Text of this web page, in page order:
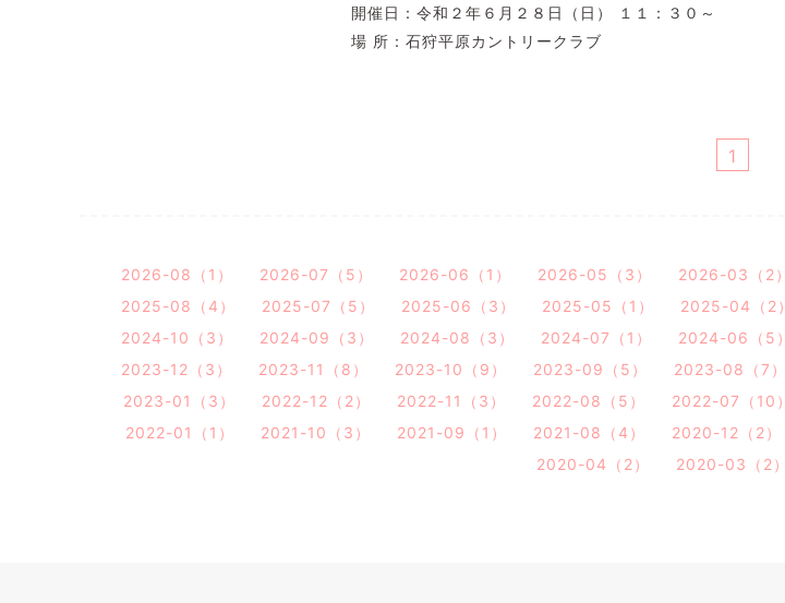
開催日：令和２年６月２８日（日） １１：３０～
場 所：石狩平原カントリークラブ
1
2026-08（1） 2026-07（5） 2026-06（1） 2026-05（3） 2026-03（2）
2025-08（4）
2025-07（5） 2025-06（3） 2025-05（1） 2025-04（2）
2024-10（3）
2024-09（3） 2024-08（3） 2024-07（1） 2024-06（5）
2023-12（3）
2023-11（8） 2023-10（9） 2023-09（5） 2023-08（7）
2023-01（3）
2022-12（2） 2022-11（3） 2022-08（5） 2022-07（10）
2022-01（1）
2021-10（3） 2021-09（1） 2021-08（4） 2020-12（2）
2020-04（2）
2020-03（2）